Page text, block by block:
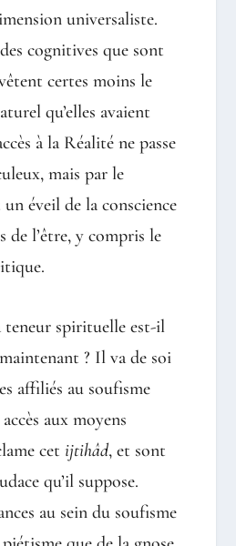
universaliste.
cognitives que sont
certes moins le
qu’elles avaient
à la Réalité ne passe
mais par le
éveil de la conscience
de l’être, y compris le
teneur spirituelle est-il
? Il va de soi
affiliés au soufisme
aux moyens
cet ijtihâd, et sont
qu’il suppose.
au sein du soufisme